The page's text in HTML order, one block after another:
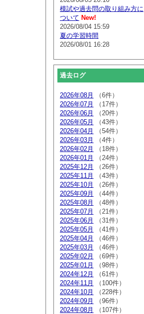
模試や過去問の取り組み方に
ついて New!
2026/08/04 15:59
夏の学習時間
2026/08/01 16:28
過去ログ
2026年08月
（6件）
2026年07月
（17件）
2026年06月
（20件）
2026年05月
（43件）
2026年04月
（54件）
2026年03月
（4件）
2026年02月
（18件）
2026年01月
（24件）
2025年12月
（26件）
2025年11月
（43件）
2025年10月
（26件）
2025年09月
（44件）
2025年08月
（48件）
2025年07月
（21件）
2025年06月
（31件）
2025年05月
（41件）
2025年04月
（46件）
2025年03月
（46件）
2025年02月
（69件）
2025年01月
（98件）
2024年12月
（61件）
2024年11月
（100件）
2024年10月
（228件）
2024年09月
（96件）
2024年08月
（107件）